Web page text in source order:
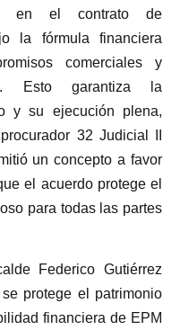
en el contrato de
la fórmula financiera
comerciales y
Esto garantiza la
y su ejecución plena,
32 Judicial II
un concepto a favor
el acuerdo protege el
para todas las partes
Federico Gutiérrez
protege el patrimonio
financiera de EPM